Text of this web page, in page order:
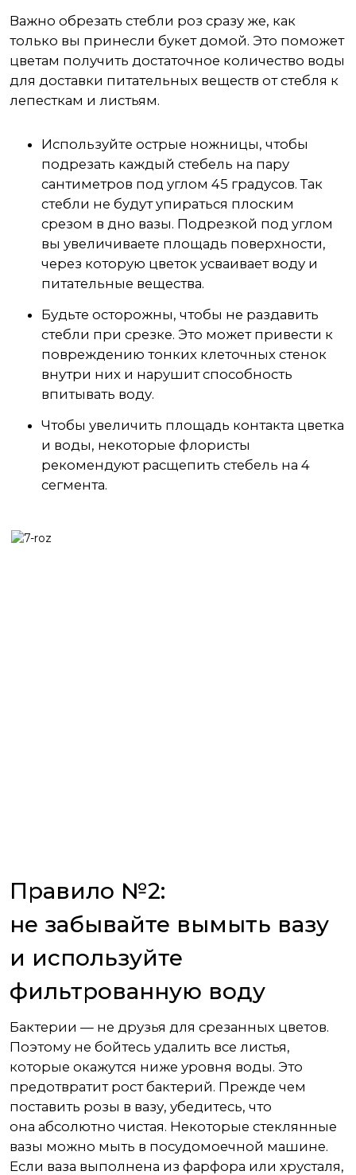
Важно обрезать стебли роз сразу же, как
только вы принесли букет домой. Это поможет
цветам получить достаточное количество воды
для доставки питательных веществ от стебля к
лепесткам и листьям.
Используйте острые ножницы, чтобы
подрезать каждый стебель на пару
сантиметров под углом 45 градусов. Так
стебли не будут упираться плоским
срезом в дно вазы. Подрезкой под углом
вы увеличиваете площадь поверхности,
через которую цветок усваивает воду и
питательные вещества.
Будьте осторожны, чтобы не раздавить
стебли при срезке. Это может привести к
повреждению тонких клеточных стенок
внутри них и нарушит способность
впитывать воду.
Чтобы увеличить площадь контакта цветка
и воды, некоторые флористы
рекомендуют расщепить стебель на 4
сегмента.
Правило №2:
не забывайте вымыть вазу
и используйте
фильтрованную воду
Бактерии — не друзья для срезанных цветов.
Поэтому не бойтесь удалить все листья,
которые окажутся ниже уровня воды. Это
предотвратит рост бактерий. Прежде чем
поставить розы в вазу, убедитесь, что
она абсолютно чистая. Некоторые стеклянные
вазы можно мыть в посудомоечной машине.
Если ваза выполнена из фарфора или хрусталя,